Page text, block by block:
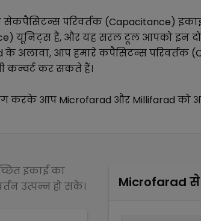
सेकपैसिटन्स परिवर्तक (Capacitance)
यूनिट्स हैं, और यह सरल टूल आपको इन
के अलावा, आप हमारेकपैसिटन्स परिवर्तक
कन्वर्ट कर सकते हैं।
करके आप Microfarad और Millifarad को
इकाई का
उत्पन्न हो सके।
Microfarad से